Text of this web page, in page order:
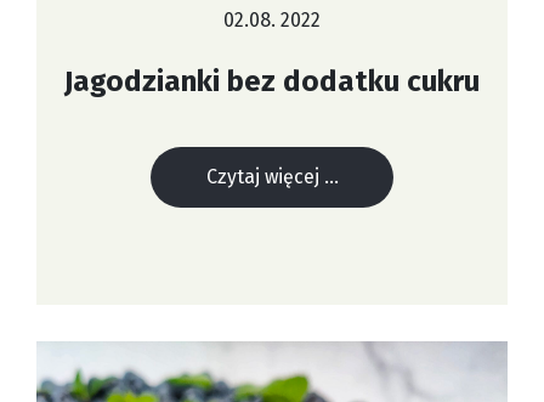
02.08. 2022
Jagodzianki bez dodatku cukru
Czytaj więcej ...